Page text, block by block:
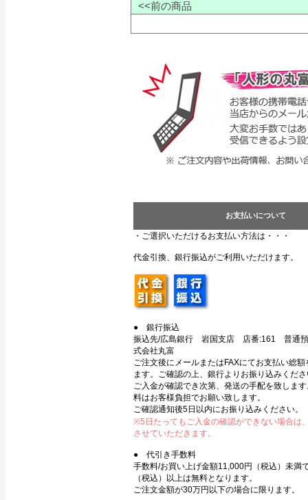
<<前の商品
お支払いについて
・ご選択いただけるお支払い方法は・・・
代金引換、銀行振込がご利用いただけます。
● 銀行振込
振込先/広島銀行 岩国支店 店番:161 普通
式会社丸富
ご注文後にメールまたはFAXにてお支払い総
ます。ご確認の上、銀行よりお振り込みくだ
ご入金が確認でき次第、発送の手配を致しま
料はお客様負担でお願い致します。
ご確認通知後5日以内にお振り込みください。
※5日たってもご入金の確認ができない場合は
させていただきます。
● 代引き手数料
手数料/お買い上げ金額11,000円（税込）未満
（税込）以上は無料となります。
ご注文金額が30万円以下の場合に限ります。